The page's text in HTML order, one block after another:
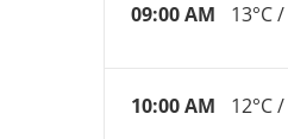
09:00 AM 13°C /
10:00 AM 12°C /